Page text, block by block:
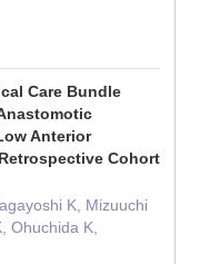
Care Bundle
Anterior
Cohort
K, Mizuuchi
Ohuchida K,